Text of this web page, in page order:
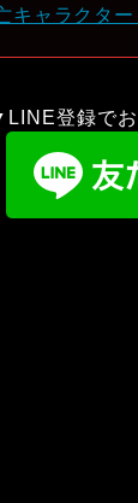
キャラクタ
登録で